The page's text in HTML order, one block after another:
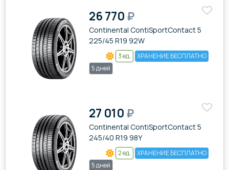
26 770₽
Continental ContiSportContact 5
225/45 R19 92W
3 ед.
ХРАНЕНИЕ БЕСПЛАТНО
5 дней
27 010₽
Continental ContiSportContact 5
245/40 R19 98Y
2 ед.
ХРАНЕНИЕ БЕСПЛАТНО
5 дней